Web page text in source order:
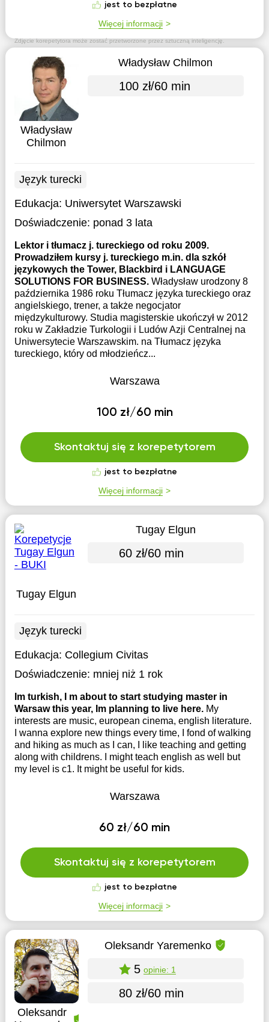
Zdjęcie korepetytora może zostać przetworzone przez sztuczną inteligencję.
jest to bezpłatne
Więcej informacji
Władysław
Chilmon
Władysław Chilmon
100 zł/60 min
Język turecki
Edukacja: Uniwersytet Warszawski
Doświadczenie: ponad 3 lata
Lektor i tłumacz j. tureckiego od roku 2009.
Prowadziłem kursy j. tureckiego m.in. dla szkół
językowych the Tower, Blackbird i LANGUAGE
SOLUTIONS FOR BUSINESS. Władysław urodzony 8
października 1986 roku Tłumacz języka tureckiego oraz
angielskiego, trener, a także negocjator
międzykulturowy. Studia magisterskie ukończył w 2012
roku w Zakładzie Turkologii i Ludów Azji Centralnej na
Uniwersytecie Warszawskim. na Tłumacz języka
tureckiego, który od młodzieńcz...
Warszawa
100 zł/60 min
Skontaktuj się z korepetytorem
jest to bezpłatne
Więcej informacji
Tugay Elgun
Tugay Elgun
60 zł/60 min
Język turecki
Edukacja: Collegium Civitas
Doświadczenie: mniej niż 1 rok
Im turkish, I m about to start studying master in
Warsaw this year, Im planning to live here. My
interests are music, european cinema, english literature.
I wanna explore new things every time, I fond of walking
and hiking as much as I can, I like teaching and getting
along with childrens. I might teach english as well but
my level is c1. It might be useful for kids.
Warszawa
60 zł/60 min
Skontaktuj się z korepetytorem
jest to bezpłatne
Więcej informacji
Oleksandr
Oleksandr Yaremenko
5 opinie: 1
80 zł/60 min